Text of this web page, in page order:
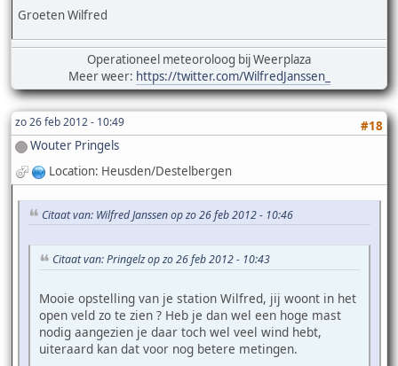
Groeten Wilfred
Operationeel meteoroloog bij Weerplaza
Meer weer: https://twitter.com/WilfredJanssen_
zo 26 feb 2012 - 10:49
#18
Wouter Pringels
Location: Heusden/Destelbergen
Citaat van: Wilfred Janssen op zo 26 feb 2012 - 10:46
Citaat van: Pringelz op zo 26 feb 2012 - 10:43
Mooie opstelling van je station Wilfred, jij woont in het
open veld zo te zien ? Heb je dan wel een hoge mast
nodig aangezien je daar toch wel veel wind hebt,
uiteraard kan dat voor nog betere metingen.